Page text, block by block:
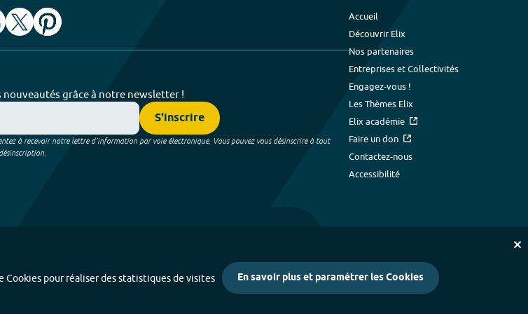
nouveautés grâce à notre newsletter !
S'inscrire
à recevoir notre lettre d’information par voie électronique. Vous pouvez vous désinscrire à tout
Accueil
Découvrir Elix
Nos partenaires
Entreprises et Collectivités
Engagez-vous !
Les Thèmes Elix
Elix académie
Faire un don
Contactez-nous
Accessibilité
Cookies pour réaliser des statistiques de visites En savoir plus et paramétrer les Cookies